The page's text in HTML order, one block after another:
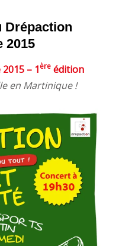
Drépaction
2015
– 1ère édition
en Martinique !